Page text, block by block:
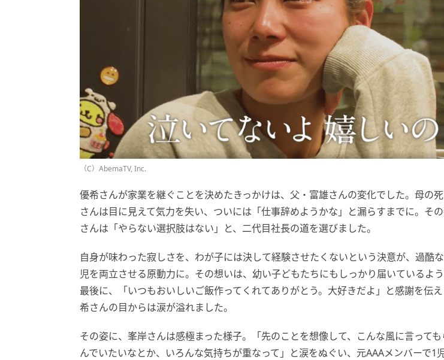
（C）AbemaTV, Inc.
優希さんが家業を継ぐことを決めたきっかけは、父・富雄さんの変化でした。母の
さんは目に見えて気力を失い、ついには「仕事辞めようかな」と漏らすまでに。そ
さんは「やらない選択肢はない」と、二代目社長の道を選びました。
自身が味わった寂しさを、わが子には決して経験させたくないという決意が、過酷
児を両立させる原動力に。その想いは、幼い子どもたちにもしっかり届いているよ
最後に、「いつもおいしいご飯作ってくれてありがとう。大好きだよ」と感謝を伝
希さんの目からは涙が溢れました。
その姿に、峯岸さんは感極まった様子。「先のことを想像して、こんな風に言って
んでいたいなとか、いろんな気持ちが重なって」と涙をぬぐい、元AAAメンバーで1